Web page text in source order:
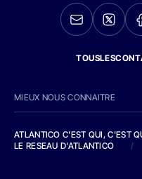
MIEUX NOUS CONNAITRE
ATLANTICO C'EST QUI, C'EST
LE RESEAU D'ATLANTICO
/